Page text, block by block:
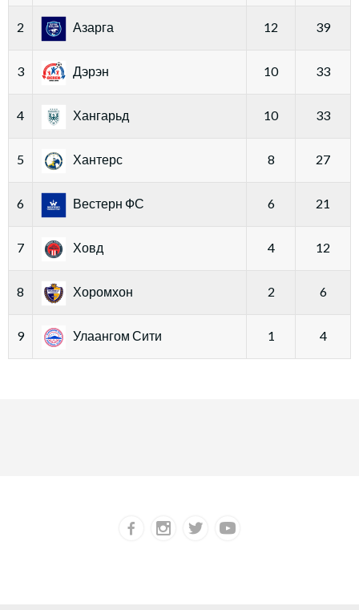
2 Азарга 12 39
3 Дэрэн 10 33
4 Хангарьд 10 33
5 Хантерс 8 27
6 Вестерн ФС 6 21
7 Ховд 4 12
8 Хоромхон 2 6
9 Улаангом Сити 1 4